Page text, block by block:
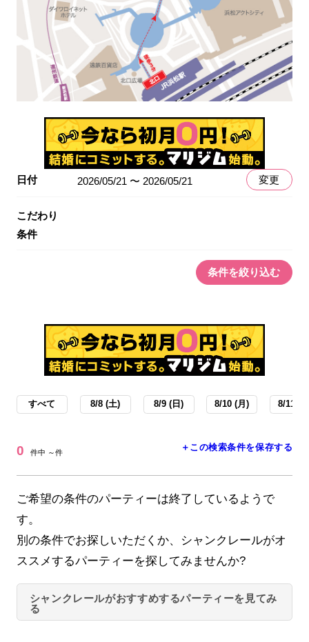
日付 2026/05/21 〜 2026/05/21 変更
こだわり
条件
条件を絞り込む
すべて 8/8 (土) 8/9 (日) 8/10 (月) 8/11 (
0 件中 ～件 ＋この検索条件を保存する
ご希望の条件のパーティーは終了しているようで
す。
別の条件でお探しいただくか、シャンクレールがオ
ススメするパーティーを探してみませんか?
シャンクレールがおすすめするパーティーを見てみ
る